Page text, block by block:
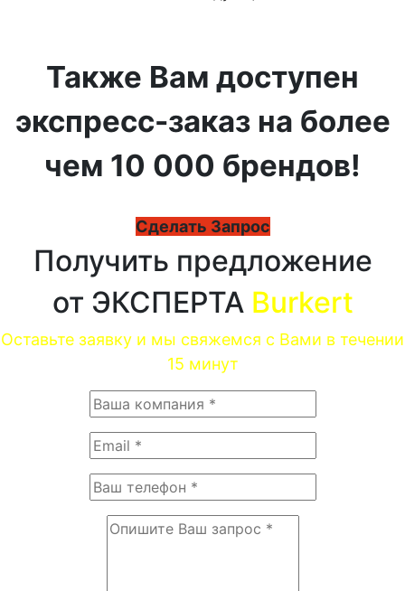
Также Вам доступен
экспресс-заказ на более
чем 10 000 брендов!
Сделать Запрос
Получить предложение
от ЭКСПЕРТА Burkert
Оставьте заявку и мы свяжемся с Вами в течении
15 минут